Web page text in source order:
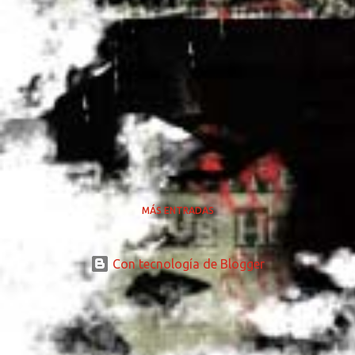
MÁS ENTRADAS
Con tecnología de Blogger